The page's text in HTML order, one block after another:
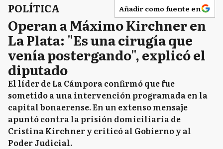
POLÍTICA Añadir como fuente en
Operan a Máximo Kirchner en
La Plata: "Es una cirugía que
venía postergando", explicó el
diputado
El líder de La Cámpora confirmó que fue
sometido a una intervención programada en la
capital bonaerense. En un extenso mensaje
apuntó contra la prisión domiciliaria de
Cristina Kirchner y criticó al Gobierno y al
Poder Judicial.